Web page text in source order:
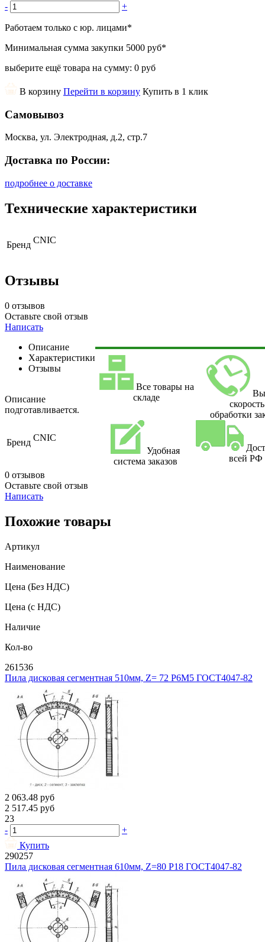
-
+
Работаем только с юр. лицами*
Минимальная сумма закупки 5000 руб*
выберите ещё товара на сумму: 0 руб
В корзину Перейти в корзину Купить в 1 клик
Самовывоз
Москва, ул. Электродная, д.2, стр.7
Доставка по России:
подробнее о доставке
Технические характеристики
Бренд CNIC
Отзывы
0 отзывов
Оставьте свой отзыв
Написать
Описание
Характеристики
Отзывы
Описание
подготавливается.
Бренд CNIC
0 отзывов
Оставьте свой отзыв
Написать
Все товары на
складе
скорость
обработки
Удобная
система заказов
всей РФ
Похожие товары
Артикул
Наименование
Цена (Без НДС)
Цена (с НДС)
Наличие
Кол-во
261536
Пила дисковая сегментная 510мм, Z= 72 Р6М5 ГОСТ4047-82
2 063.48 руб
2 517.45 руб
23
-
+
Купить
290257
Пила дисковая сегментная 610мм, Z=80 Р18 ГОСТ4047-82